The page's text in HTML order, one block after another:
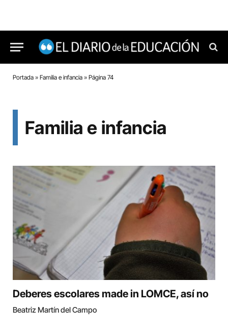
Portada » Familia e infancia » Página 74
Familia e infancia
Deberes escolares made in LOMCE, así no
Beatriz Martín del Campo